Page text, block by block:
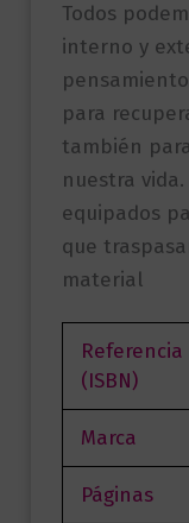
Todos
interno y
para
también
nuestra
equipados
que
material
Referencia
(ISBN)
Marca
Páginas